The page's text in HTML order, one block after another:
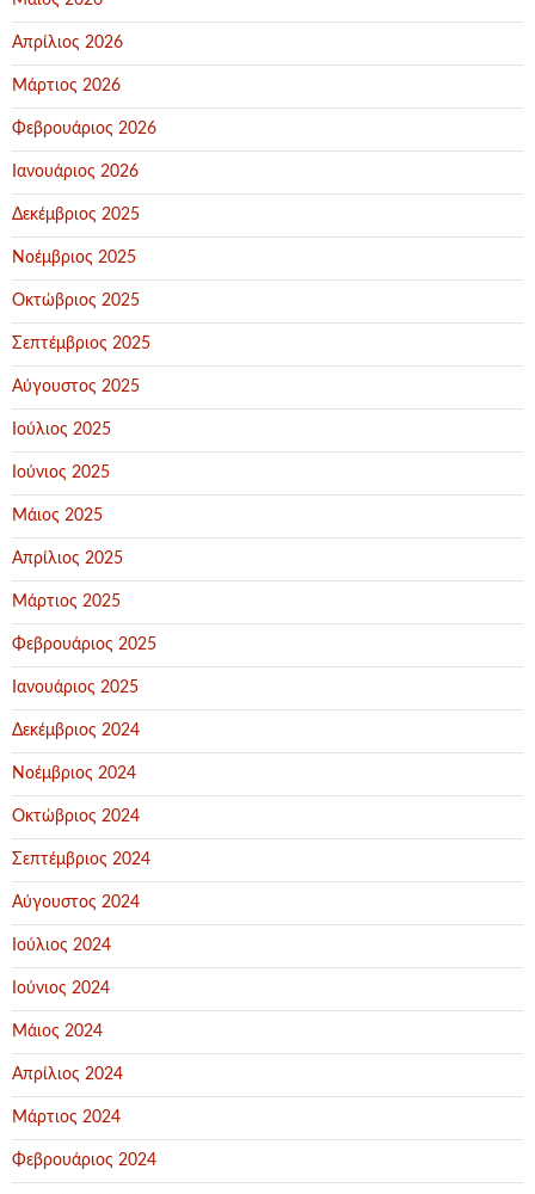
Απρίλιος 2026
Μάρτιος 2026
Φεβρουάριος 2026
Ιανουάριος 2026
Δεκέμβριος 2025
Νοέμβριος 2025
Οκτώβριος 2025
Σεπτέμβριος 2025
Αύγουστος 2025
Ιούλιος 2025
Ιούνιος 2025
Μάιος 2025
Απρίλιος 2025
Μάρτιος 2025
Φεβρουάριος 2025
Ιανουάριος 2025
Δεκέμβριος 2024
Νοέμβριος 2024
Οκτώβριος 2024
Σεπτέμβριος 2024
Αύγουστος 2024
Ιούλιος 2024
Ιούνιος 2024
Μάιος 2024
Απρίλιος 2024
Μάρτιος 2024
Φεβρουάριος 2024